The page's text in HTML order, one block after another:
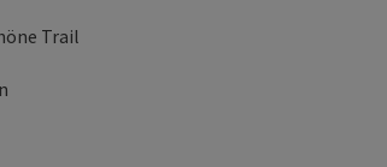
Trail